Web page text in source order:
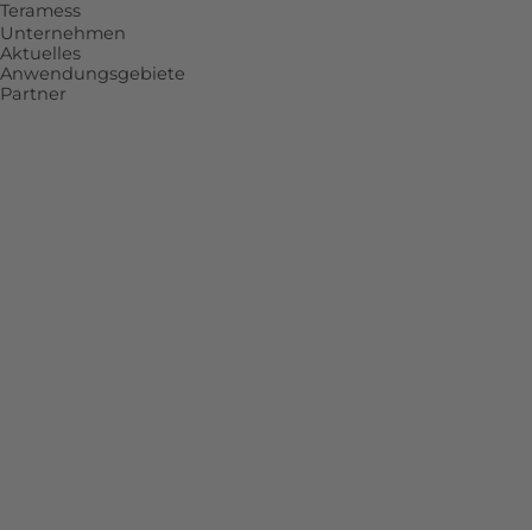
Teramess
Unternehmen
Aktuelles
Anwendungsgebiete
Partner